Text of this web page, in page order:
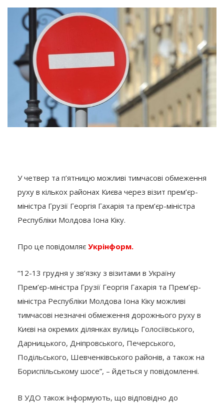
У четвер та п’ятницю можливі тимчасові обмеження
руху в кількох районах Києва через візит прем’єр-
міністра Грузії Георгія Гахарія та прем’єр-міністра
Республіки Молдова Іона Кіку.
Про це повідомляє Укрінформ.
“12-13 грудня у зв’язку з візитами в Україну
Прем’єр-міністра Грузії Георгія Гахарія та Прем’єр-
міністра Республіки Молдова Іона Кіку можливі
тимчасові незначні обмеження дорожнього руху в
Києві на окремих ділянках вулиць Голосіївського,
Дарницького, Дніпровського, Печерського,
Подільського, Шевченківського районів, а також на
Бориспільському шосе”, – йдеться у повідомленні.
В УДО також інформують, що відповідно до